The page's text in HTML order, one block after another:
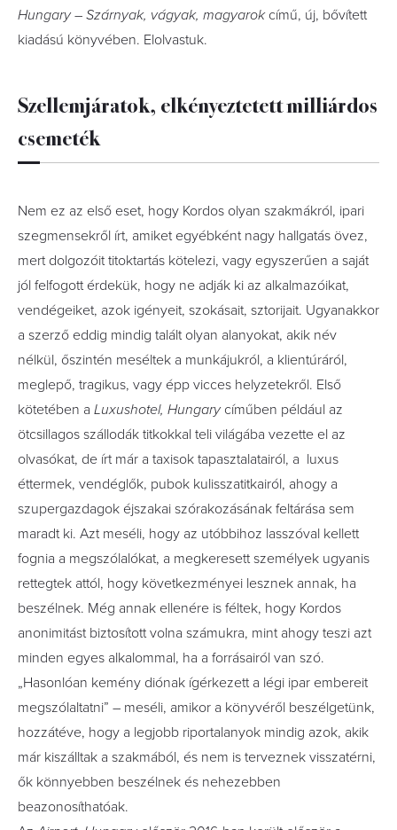
Hungary – Szárnyak, vágyak, magyarokcímű, új, bővített
kiadású könyvében. Elolvastuk.
Szellemjáratok, elkényeztetett milliárdos
csemeték
Nem ez az első eset, hogy Kordos olyan szakmákról, ipari
szegmensekről írt, amiket egyébként nagy hallgatás övez,
mert dolgozóit titoktartás kötelezi, vagy egyszerűen a saját
jól felfogott érdekük, hogy ne adják ki az alkalmazóikat,
vendégeiket, azok igényeit, szokásait, sztorijait. Ugyanakkor
a szerző eddig mindig talált olyan alanyokat, akik név
nélkül, őszintén meséltek a munkájukról, a klientúráról,
meglepő, tragikus, vagy épp vicces helyzetekről. Első
kötetében a Luxushotel, Hungarycíműben például az
ötcsillagos szállodák titkokkal teli világába vezette el az
olvasókat, de írt már a taxisok tapasztalatairól, a luxus
éttermek, vendéglők, pubok kulisszatitkairól, ahogy a
szupergazdagok éjszakai szórakozásának feltárása sem
maradt ki. Azt meséli, hogy az utóbbihoz lasszóval kellett
fognia a megszólalókat, a megkeresett személyek ugyanis
rettegtek attól, hogy következményei lesznek annak, ha
beszélnek. Még annak ellenére is féltek, hogy Kordos
anonimitást biztosított volna számukra, mint ahogy teszi azt
minden egyes alkalommal, ha a forrásairól van szó.
„Hasonlóan kemény diónak ígérkezett a légi ipar embereit
megszólaltatni” – meséli, amikor a könyvéről beszélgetünk,
hozzátéve, hogy a legjobb riportalanyok mindig azok, akik
már kiszálltak a szakmából, és nem is terveznek visszatérni,
ők könnyebben beszélnek és nehezebben
beazonosíthatóak.